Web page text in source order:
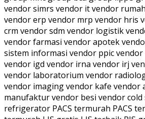
vendor simrs vendor it vendor
vendor erp vendor mrp vendor hris
crm vendor sdm vendor logistik
vendor farmasi vendor apotek
sistem informasi vendor ppic
vendor igd vendor irna vendor irj
vendor laboratorium vendor
vendor imaging vendor kafe vendor
manufaktur vendor besi vendor
refrigerator PACS termurah PACS